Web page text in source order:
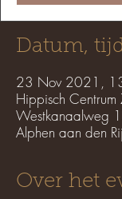
Datum,
23 Nov 2021,
Hippisch Centrum
Westkanaalweg
Alphen aan den
Over het